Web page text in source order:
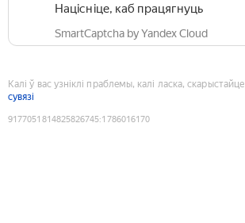
Націсніце, каб працягнуць
SmartCaptcha by Yandex Cloud
Калі ў вас узніклі праблемы, калі ласка, скарыстайце
сувязі
9177051814825826745:1786016170